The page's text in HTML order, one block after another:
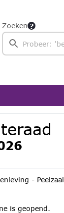
Zoeken
- Peelzaal
is geopend.